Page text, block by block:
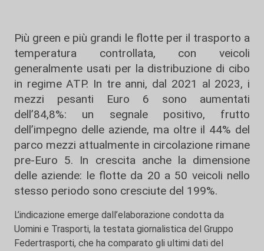
Più green e più grandi le flotte per il trasporto a
temperatura controllata, con veicoli
generalmente usati per la distribuzione di cibo
in regime ATP. In tre anni, dal 2021 al 2023, i
mezzi pesanti Euro 6 sono aumentati
dell’84,8%: un segnale positivo, frutto
dell’impegno delle aziende, ma oltre il 44% del
parco mezzi attualmente in circolazione rimane
pre-Euro 5. In crescita anche la dimensione
delle aziende: le flotte da 20 a 50 veicoli nello
stesso periodo sono cresciute del 199%.
L’indicazione emerge dall’elaborazione condotta da
Uomini e Trasporti, la testata giornalistica del Gruppo
Federtrasporti, che ha comparato gli ultimi dati del